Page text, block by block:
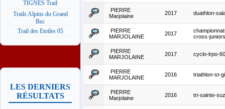
TIGNES Trail
Trails Alpins du Grand
Bec
Trail des Etoiles 05
LES DERNIERS
RÉSULTATS
PIERRE
Marjolaine
2017 duathlon-
PIERRE
MARJOLAINE
2017
cross-
PIERRE
MARJOLAINE
2017 cyclo-lrpo-
PIERRE
MARJOLAINE
2016 triathlon-st-
PIERRE
Marjolaine
2016 tri-sainte-